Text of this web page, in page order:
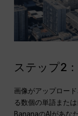
ステップ2
画像がアップロー
る数個の単語また
BananaのAIがあな